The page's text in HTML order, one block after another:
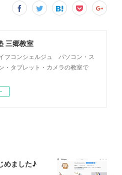
三郷教室
フコンシェルジュ パソコン・ス
・タブレット・カメラの教室で
めました♪